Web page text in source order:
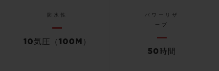
防水性
10気圧（100M）
パワーリザ
ーブ
50時間